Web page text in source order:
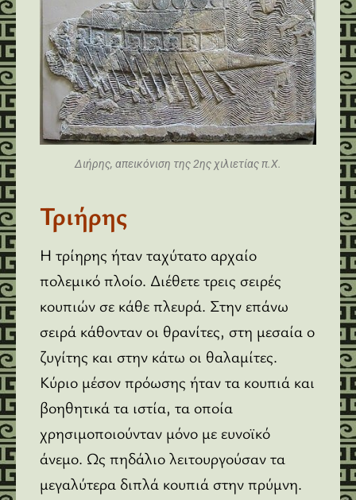
Διήρης, απεικόνιση της 2ης χιλιετίας π.Χ.
Τριήρης
Η τρίηρης ήταν ταχύτατο αρχαίο
πολεμικό πλοίο. Διέθετε τρεις σειρές
κουπιών σε κάθε πλευρά. Στην επάνω
σειρά κάθονταν οι θρανίτες, στη μεσαία ο
ζυγίτης και στην κάτω οι θαλαμίτες.
Κύριο μέσον πρόωσης ήταν τα κουπιά και
βοηθητικά τα ιστία, τα οποία
χρησιμοποιούνταν μόνο με ευνοϊκό
άνεμο. Ως πηδάλιο λειτουργούσαν τα
μεγαλύτερα διπλά κουπιά στην πρύμνη.